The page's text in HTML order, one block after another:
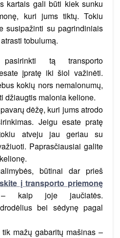
kartais gali būti kiek sunku
kuri jums tiktų. Tokiu
susipažinti su pagrindiniais
tobulumą.
pasirinkti tą transporto
įpratę iki šiol važinėti.
kokių nors nemalonumų,
džiaugtis malonia kelione.
dėžę, kuri jums atrodo
Jeigu esate pratę
atveju jau geriau su
Paprasčiausiai galite
būtinai dar prieš
į transporto priemonę
kaip joje jaučiatės.
bei sėdynę pagal
mažų gabaritų mašinas –